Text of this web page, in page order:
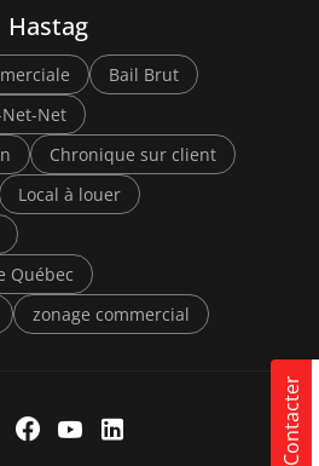
Contacter
Hastag
Bail Brut
Net
Chronique sur client
Local à louer
Québec
zonage commercial